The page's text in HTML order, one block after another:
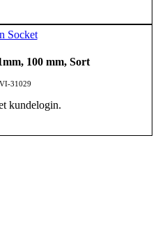
100 mm, Sort
31029
kundelogin.